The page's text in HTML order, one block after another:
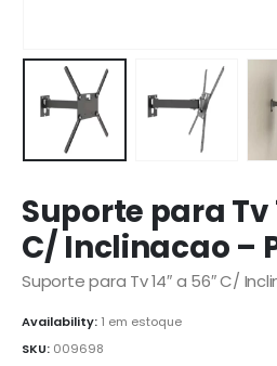
Suporte para Tv
C/ Inclinacao –
Suporte para Tv 14″ a 56″ C/
Availability: 1 em estoque
SKU: 009698